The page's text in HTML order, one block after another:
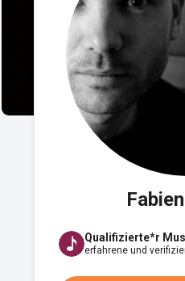
Qualifizierte*r
erfahrene und